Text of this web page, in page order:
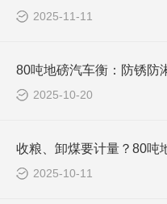
2025-11-11
2025-10-20
2025-10-11